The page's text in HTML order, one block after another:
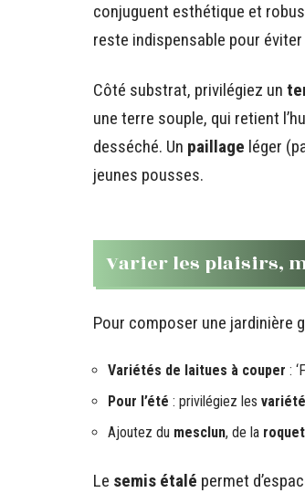
conjuguent esthétique et
reste indispensable pour éviter
Côté substrat, privilégiez un
une terre souple, qui retient
desséché. Un paillage léger
jeunes pousses.
Varier les plaisirs,
Pour composer une jardinière
Variétés de laitues à couper :
Pour l’été : privilégiez les
Ajoutez du mesclun, de la
Le semis étalé permet